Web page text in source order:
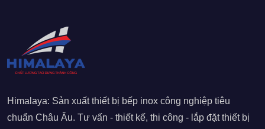
Himalaya: Sản xuất thiết bị bếp inox công nghiệp tiêu
chuẩn Châu Âu. Tư vấn - thiết kế, thi công - lắp đặt thiết bị